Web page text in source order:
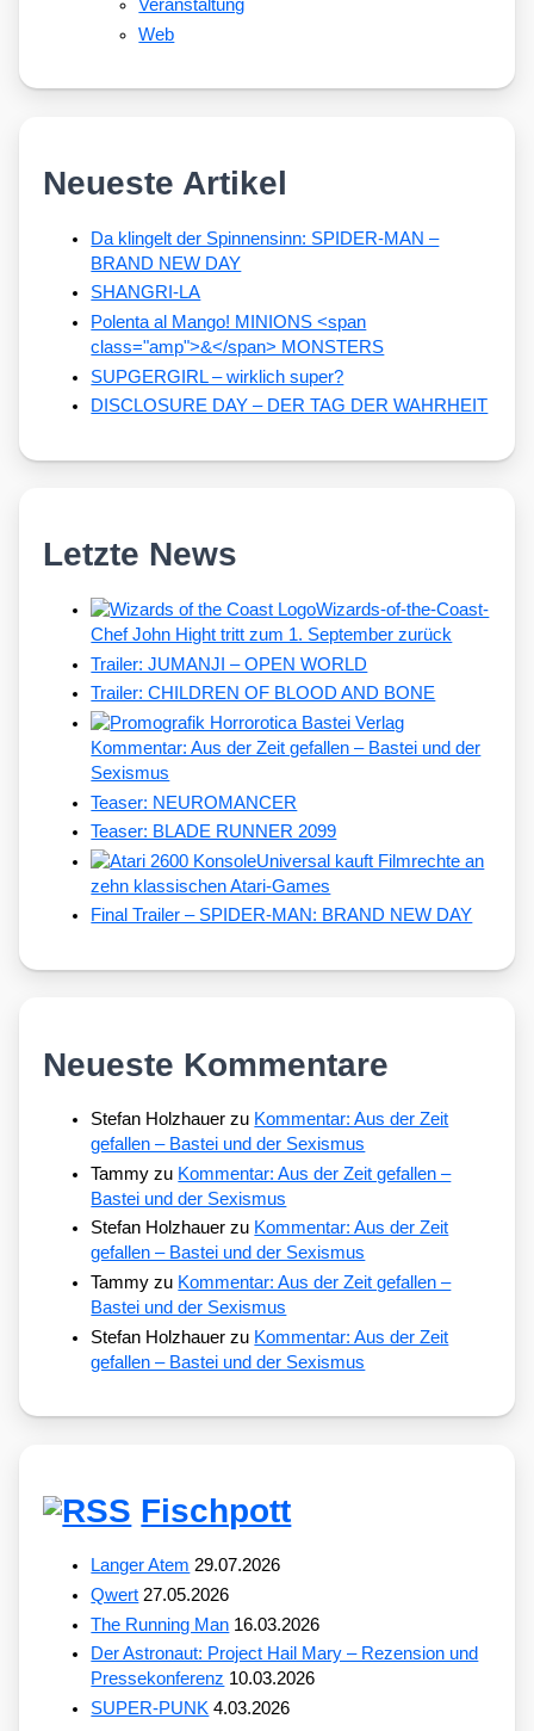
Veranstaltung
Web
Neueste Artikel
Da klingelt der Spinnensinn: SPIDER-MAN –
BRAND NEW DAY
SHANGRI-LA
Polenta al Mango! MINIONS <span
class="amp">&</span> MONSTERS
SUPGERGIRL – wirklich super?
DISCLOSURE DAY – DER TAG DER WAHRHEIT
Letzte News
Wizards-of-the-Coast-
Chef John Hight tritt zum 1. September zurück
Trailer: JUMANJI – OPEN WORLD
Trailer: CHILDREN OF BLOOD AND BONE
Kommentar: Aus der Zeit gefallen – Bastei und der
Sexismus
Teaser: NEUROMANCER
Teaser: BLADE RUNNER 2099
Universal kauft Filmrechte an
zehn klassischen Atari-Games
Final Trailer – SPIDER-MAN: BRAND NEW DAY
Neueste Kommentare
Stefan Holzhauer zu Kommentar: Aus der Zeit
gefallen – Bastei und der Sexismus
Tammy zu Kommentar: Aus der Zeit gefallen –
Bastei und der Sexismus
Stefan Holzhauer zu Kommentar: Aus der Zeit
gefallen – Bastei und der Sexismus
Tammy zu Kommentar: Aus der Zeit gefallen –
Bastei und der Sexismus
Stefan Holzhauer zu Kommentar: Aus der Zeit
gefallen – Bastei und der Sexismus
Fischpott
Langer Atem 29.07.2026
Qwert 27.05.2026
The Running Man 16.03.2026
Der Astronaut: Project Hail Mary – Rezension und
Pressekonferenz 10.03.2026
SUPER-PUNK 4.03.2026